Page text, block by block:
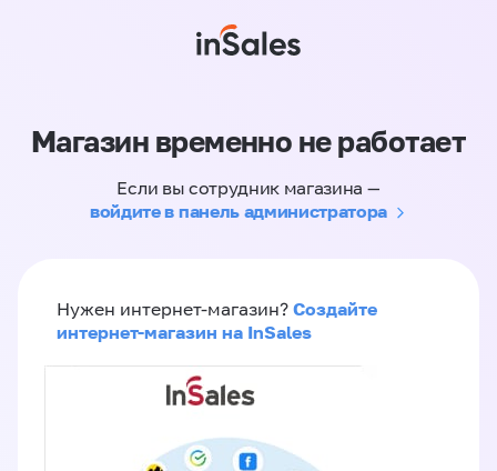
Магазин временно не работает
Если вы сотрудник магазина —
войдите в панель администратора
Нужен интернет-магазин? Создайте
интернет-магазин на InSales